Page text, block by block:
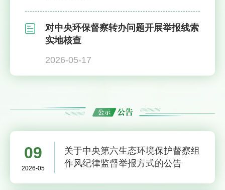
对中央环保督察转办问题开展举报线索
实地核查
2026-05-17
09
2026-05
关于中央第六生态环境保护督察组
作风纪律监督举报方式的公告